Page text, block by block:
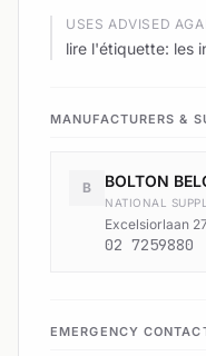
USES ADVISED
lire l'étiquette: les
MANUFACTURERS &
B BOLTON
NATIONAL
Excelsiorlaan
02 7259880
EMERGENCY